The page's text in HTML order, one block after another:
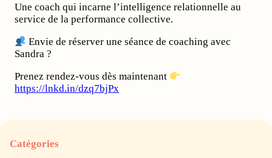
Une coach qui incarne l’intelligence relationnelle au
service de la performance collective.
Envie de réserver une séance de coaching avec
Sandra ?
Prenez rendez-vous dès maintenant
https://lnkd.in/dzq7bjPx
Catégories